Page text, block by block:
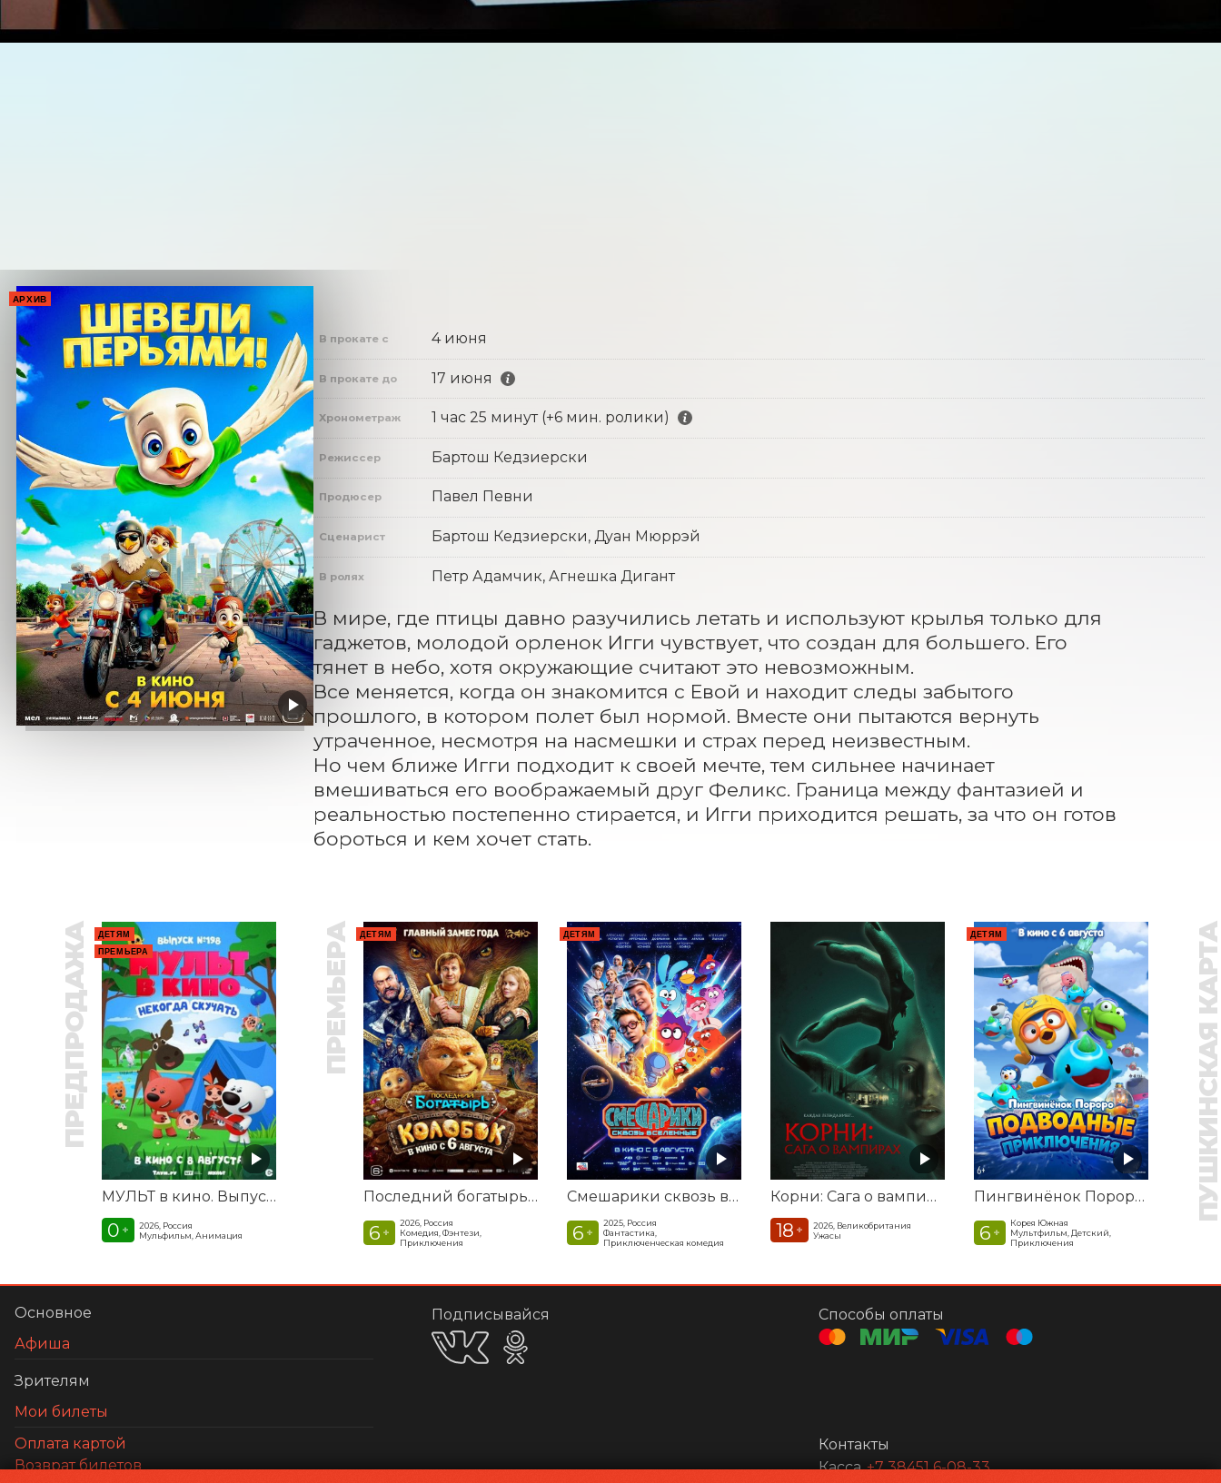
АРХИВ
В прокате с 4 июня
В прокате до 17 июня
Хронометраж 1 час 25 минут (+6 мин. ролики)
Режиссер Бартош Кедзиерски
Продюсер Павел Певни
Сценарист Бартош Кедзиерски, Дуан Мюррэй
В ролях Петр Адамчик, Агнешка Дигант
В мире, где птицы давно разучились летать и используют крылья только для
гаджетов, молодой орленок Игги чувствует, что создан для большего. Его
тянет в небо, хотя окружающие считают это невозможным.
Все меняется, когда он знакомится с Евой и находит следы забытого
прошлого, в котором полет был нормой. Вместе они пытаются вернуть
утраченное, несмотря на насмешки и страх перед неизвестным.
Но чем ближе Игги подходит к своей мечте, тем сильнее начинает
вмешиваться его воображаемый друг Феликс. Граница между фантазией и
реальностью постепенно стирается, и Игги приходится решать, за что он готов
бороться и кем хочет стать.
ПРЕДПРОДАЖА
ДЕТЯМ
ПРЕМЬЕРА
МУЛЬТ в кино. Выпуск №198. Некогда скучать
0 +
2026, Россия
Мульфильм, Анимация
ПРЕМЬЕРА ДЕТЯМ
Последний богатырь. Колобок
6 +
2026, Россия
Комедия, Фэнтези,
Приключения
ДЕТЯМ
Смешарики сквозь вселенные
6 +
2025, Россия
Фантастика,
Приключенческая комедия
Корни: Сага о вампирах
18 +
2026, Великобритания
Ужасы
ДЕТЯМ
Пингвинёнок Пороро. Подводные приключения
6 +
Корея Южная
Мультфильм, Детский,
Приключения
Основное
Афиша
Зрителям
Мои билеты
Оплата картой
Возврат билетов
Подписывайся Способы оплаты
Контакты
Касса +7 38451 6-08-33